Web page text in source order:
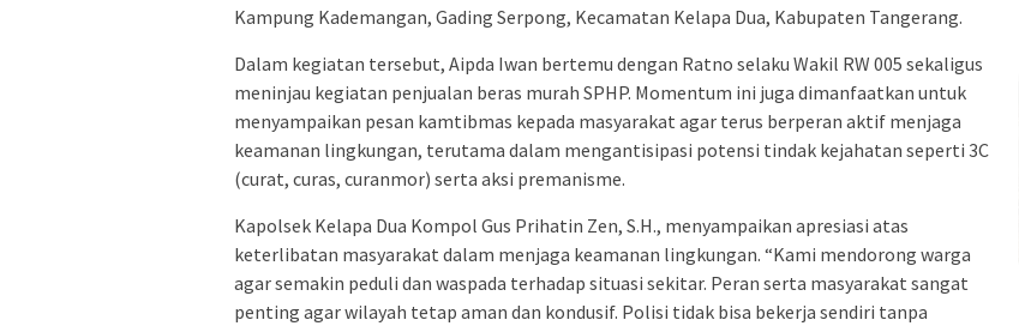
Kampung Kademangan, Gading Serpong, Kecamatan Kelapa Dua, Kabupaten Tangerang.
Dalam kegiatan tersebut, Aipda Iwan bertemu dengan Ratno selaku Wakil RW 005 sekaligus
meninjau kegiatan penjualan beras murah SPHP. Momentum ini juga dimanfaatkan untuk
menyampaikan pesan kamtibmas kepada masyarakat agar terus berperan aktif menjaga
keamanan lingkungan, terutama dalam mengantisipasi potensi tindak kejahatan seperti 3C
(curat, curas, curanmor) serta aksi premanisme.
Kapolsek Kelapa Dua Kompol Gus Prihatin Zen, S.H., menyampaikan apresiasi atas
keterlibatan masyarakat dalam menjaga keamanan lingkungan. “Kami mendorong warga
agar semakin peduli dan waspada terhadap situasi sekitar. Peran serta masyarakat sangat
penting agar wilayah tetap aman dan kondusif. Polisi tidak bisa bekerja sendiri tanpa